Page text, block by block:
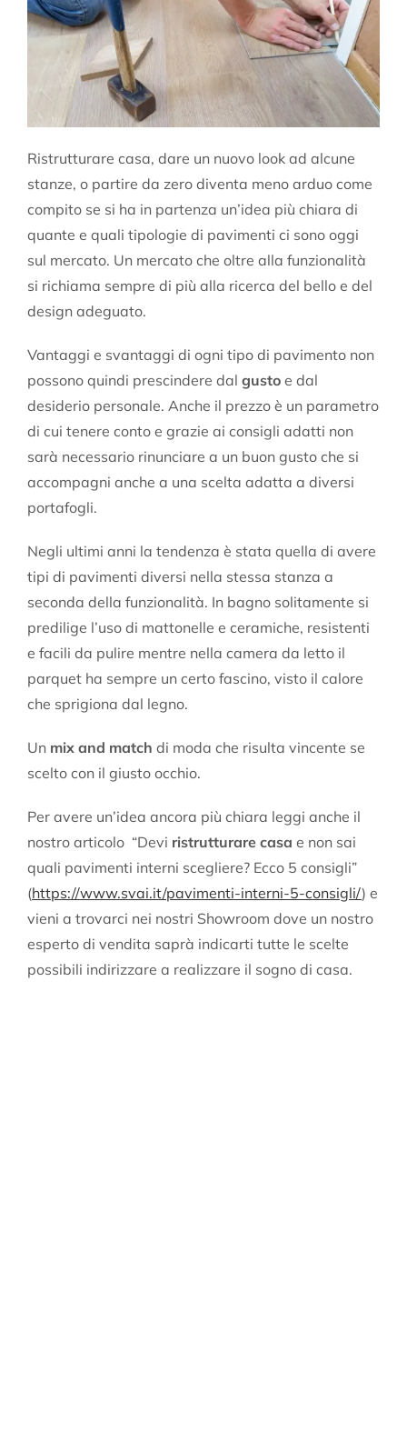
Ristrutturare casa, dare un nuovo look ad alcune
stanze, o partire da zero diventa meno arduo come
compito se si ha in partenza un’idea più chiara di
quante e quali tipologie di pavimenti ci sono oggi
sul mercato. Un mercato che oltre alla funzionalità
si richiama sempre di più alla ricerca del bello e del
design adeguato.
Vantaggi e svantaggi di ogni tipo di pavimento non
possono quindi prescindere dal gusto e dal
desiderio personale. Anche il prezzo è un parametro
di cui tenere conto e grazie ai consigli adatti non
sarà necessario rinunciare a un buon gusto che si
accompagni anche a una scelta adatta a diversi
portafogli.
Negli ultimi anni la tendenza è stata quella di avere
tipi di pavimenti diversi nella stessa stanza a
seconda della funzionalità. In bagno solitamente si
predilige l’uso di mattonelle e ceramiche, resistenti
e facili da pulire mentre nella camera da letto il
parquet ha sempre un certo fascino, visto il calore
che sprigiona dal legno.
Un mix and match di moda che risulta vincente se
scelto con il giusto occhio.
Per avere un’idea ancora più chiara leggi anche il
nostro articolo “Devi ristrutturare casa e non sai
quali pavimenti interni scegliere? Ecco 5 consigli”
(https://www.svai.it/pavimenti-interni-5-consigli/) e
vieni a trovarci nei nostri Showroom dove un nostro
esperto di vendita saprà indicarti tutte le scelte
possibili indirizzare a realizzare il sogno di casa.